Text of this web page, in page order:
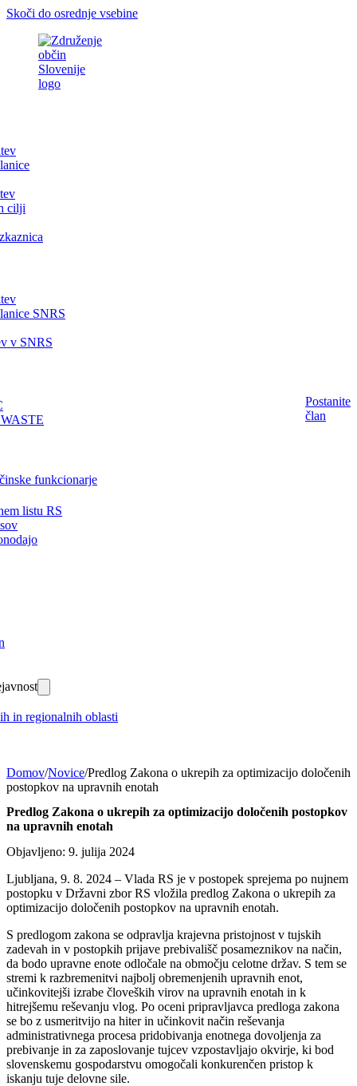
Skoči do osrednje vsebine
cilji
SNRS
v SNRS
funkcionarje
listu RS
in regionalnih oblasti
Postanite
član
Domov/Novice/Predlog Zakona o ukrepih za optimizacijo določenih
postopkov na upravnih enotah
Predlog Zakona o ukrepih za optimizacijo določenih postopkov
na upravnih enotah
Objavljeno: 9. julija 2024
Ljubljana, 9. 8. 2024 – Vlada RS je v postopek sprejema po nujnem
postopku v Državni zbor RS vložila predlog Zakona o ukrepih za
optimizacijo določenih postopkov na upravnih enotah.
S predlogom zakona se odpravlja krajevna pristojnost v tujskih
zadevah in v postopkih prijave prebivališč posameznikov na način,
da bodo upravne enote odločale na območju celotne držav. S tem se
stremi k razbremenitvi najbolj obremenjenih upravnih enot,
učinkovitejši izrabe človeških virov na upravnih enotah in k
hitrejšemu reševanju vlog. Po oceni pripravljavca predloga zakona
se bo z usmeritvijo na hiter in učinkovit način reševanja
administrativnega procesa pridobivanja enotnega dovoljenja za
prebivanje in za zaposlovanje tujcev vzpostavljajo okvirje, ki bod
slovenskemu gospodarstvu omogočali konkurenčen pristop k
iskanju tuje delovne sile.